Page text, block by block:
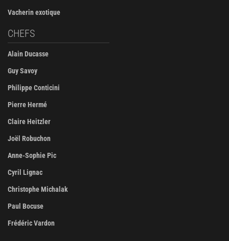
Vacherin exotique
CHEFS
Alain Ducasse
Guy Savoy
Philippe Conticini
Pierre Hermé
Claire Heitzler
Joël Robuchon
Anne-Sophie Pic
Cyril Lignac
Christophe Michalak
Paul Bocuse
Frédéric Vardon